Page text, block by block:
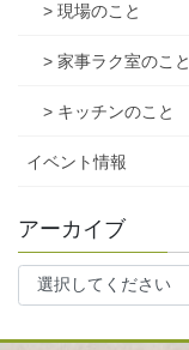
> 現場のこと
> 家事ラク室のこと
> キッチンのこと
イベント情報
アーカイブ